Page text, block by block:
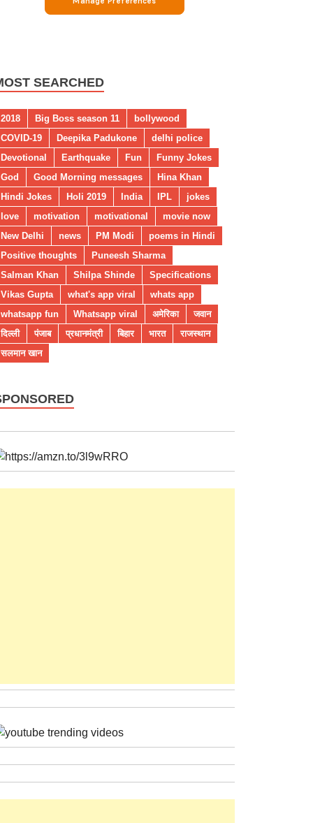
SEARCHED
2018 Big Boss season 11
bollywood
COVID-19
Deepika Padukone
delhi police
Devotional
Earthquake Fun
Funny Jokes
God
Good Morning messages
Hina Khan
Hindi Jokes
Holi 2019 India IPL
jokes
love
motivation motivational
movie now
New Delhi
news PM Modi
poems in Hindi
Positive thoughts
Puneesh Sharma
Salman Khan
Shilpa Shinde
Specifications
Vikas Gupta
what's app viral
whats app
whatsapp fun
Whatsapp viral अमेरिका
जवान
दिल्ली
पंजाब प्रधानमंत्री बिहार भारत
राजस्थान
सलमान खान